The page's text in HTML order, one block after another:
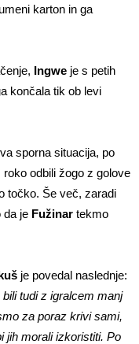
karton in ga
Ingwe je s petih
končala tik ob levi
sporna situacija, po
odbili žogo z golove
točko. Še več, zaradi
da je Fužinar tekmo
je povedal naslednje:
tudi z igralcem manj
za poraz krivi sami,
jih morali izkoristiti. Po